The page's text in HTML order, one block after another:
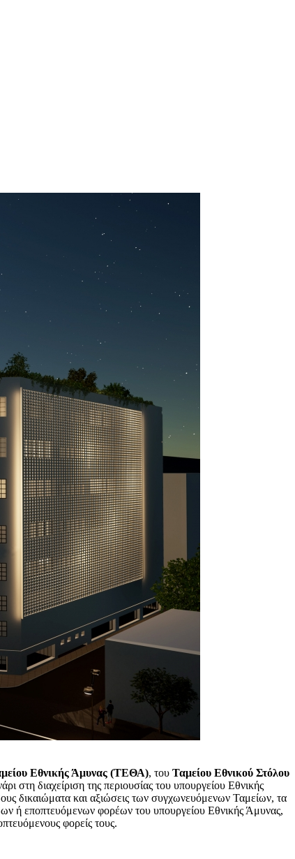
Εθνικής Άμυνας (ΤΕΘΑ), του Ταμείου Εθνικού Στόλου
διαχείριση της περιουσίας του υπουργείου Εθνικής
δικαιώματα και αξιώσεις των συγχωνευόμενων Ταμείων, τα
ή εποπτευόμενων φορέων του υπουργείου Εθνικής Άμυνας,
φορείς τους.